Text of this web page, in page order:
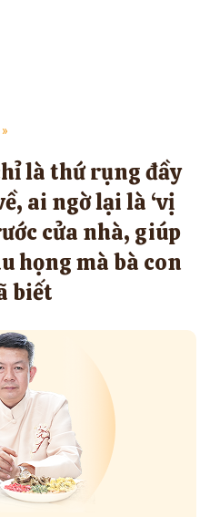
»
là thứ rụng đầy
ai ngờ lại là ‘vị
cửa nhà, giúp
họng mà bà con
biết